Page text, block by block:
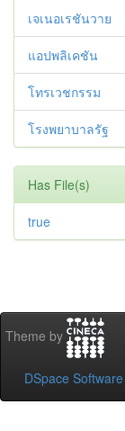
เจเนอเรชันวาย
แอปพลิเคชัน
โทรเวชกรรม
โรงพยาบาลรัฐ
Has File(s)
true
Theme by
DSpace Software